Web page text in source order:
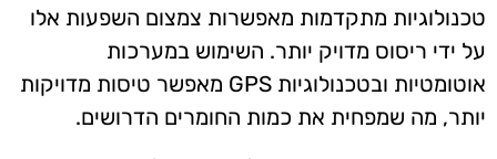
טכנולוגיות מתקדמות מאפשרות צמצום השפעות אלו
על ידי ריסוס מדויק יותר. השימוש במערכות
אוטומטיות ובטכנולוגיות GPS מאפשר טיסות מדויקות
יותר, מה שמפחית את כמות החומרים הדרושים.